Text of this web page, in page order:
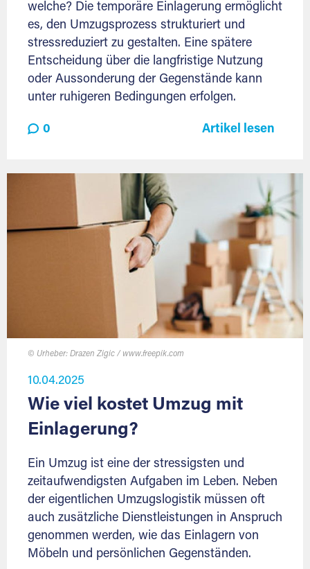
welche? Die temporäre Einlagerung ermöglicht
es, den Umzugsprozess strukturiert und
stressreduziert zu gestalten. Eine spätere
Entscheidung über die langfristige Nutzung
oder Aussonderung der Gegenstände kann
unter ruhigeren Bedingungen erfolgen.
Artikel lesen
0
© Urheber: Drazen Zigic / www.freepik.com
10.04.2025
Wie viel kostet Umzug mit
Einlagerung?
Ein Umzug ist eine der stressigsten und
zeitaufwendigsten Aufgaben im Leben. Neben
der eigentlichen Umzugslogistik müssen oft
auch zusätzliche Dienstleistungen in Anspruch
genommen werden, wie das Einlagern von
Möbeln und persönlichen Gegenständen.